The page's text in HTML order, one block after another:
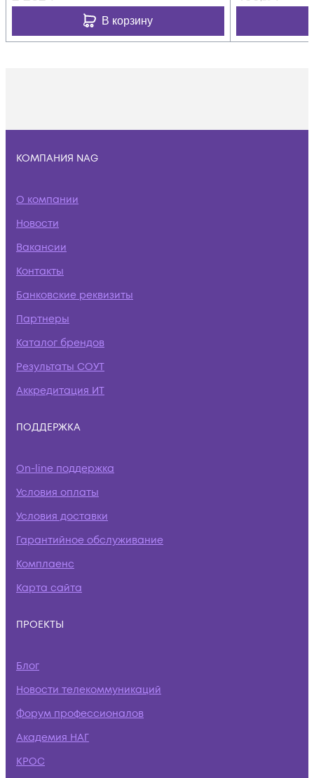
В корзину
КОМПАНИЯ NAG
О компании
Новости
Вакансии
Контакты
Банковские реквизиты
Партнеры
Каталог брендов
Результаты СОУТ
Аккредитация ИТ
ПОДДЕРЖКА
On-line поддержка
Условия оплаты
Условия доставки
Гарантийное обслуживание
Комплаенс
Карта сайта
ПРОЕКТЫ
Блог
Новости телекоммуникаций
Форум профессионалов
Академия НАГ
КРОС